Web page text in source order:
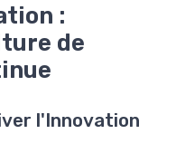
:
de
l'Innovation